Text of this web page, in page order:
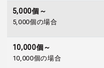
5,000個～
5,000個の場合
10,000個～
10,000個の場合